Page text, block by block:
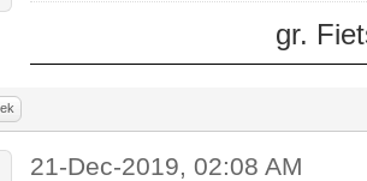
gr.
21-Dec-2019, 02:08 AM